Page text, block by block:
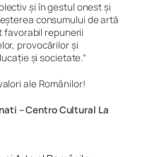
și în gestul onest și
consumului de artă
favorabil repunerii
provocărilor și
și societate.“
ale Românilor!
–Centro Cultural La